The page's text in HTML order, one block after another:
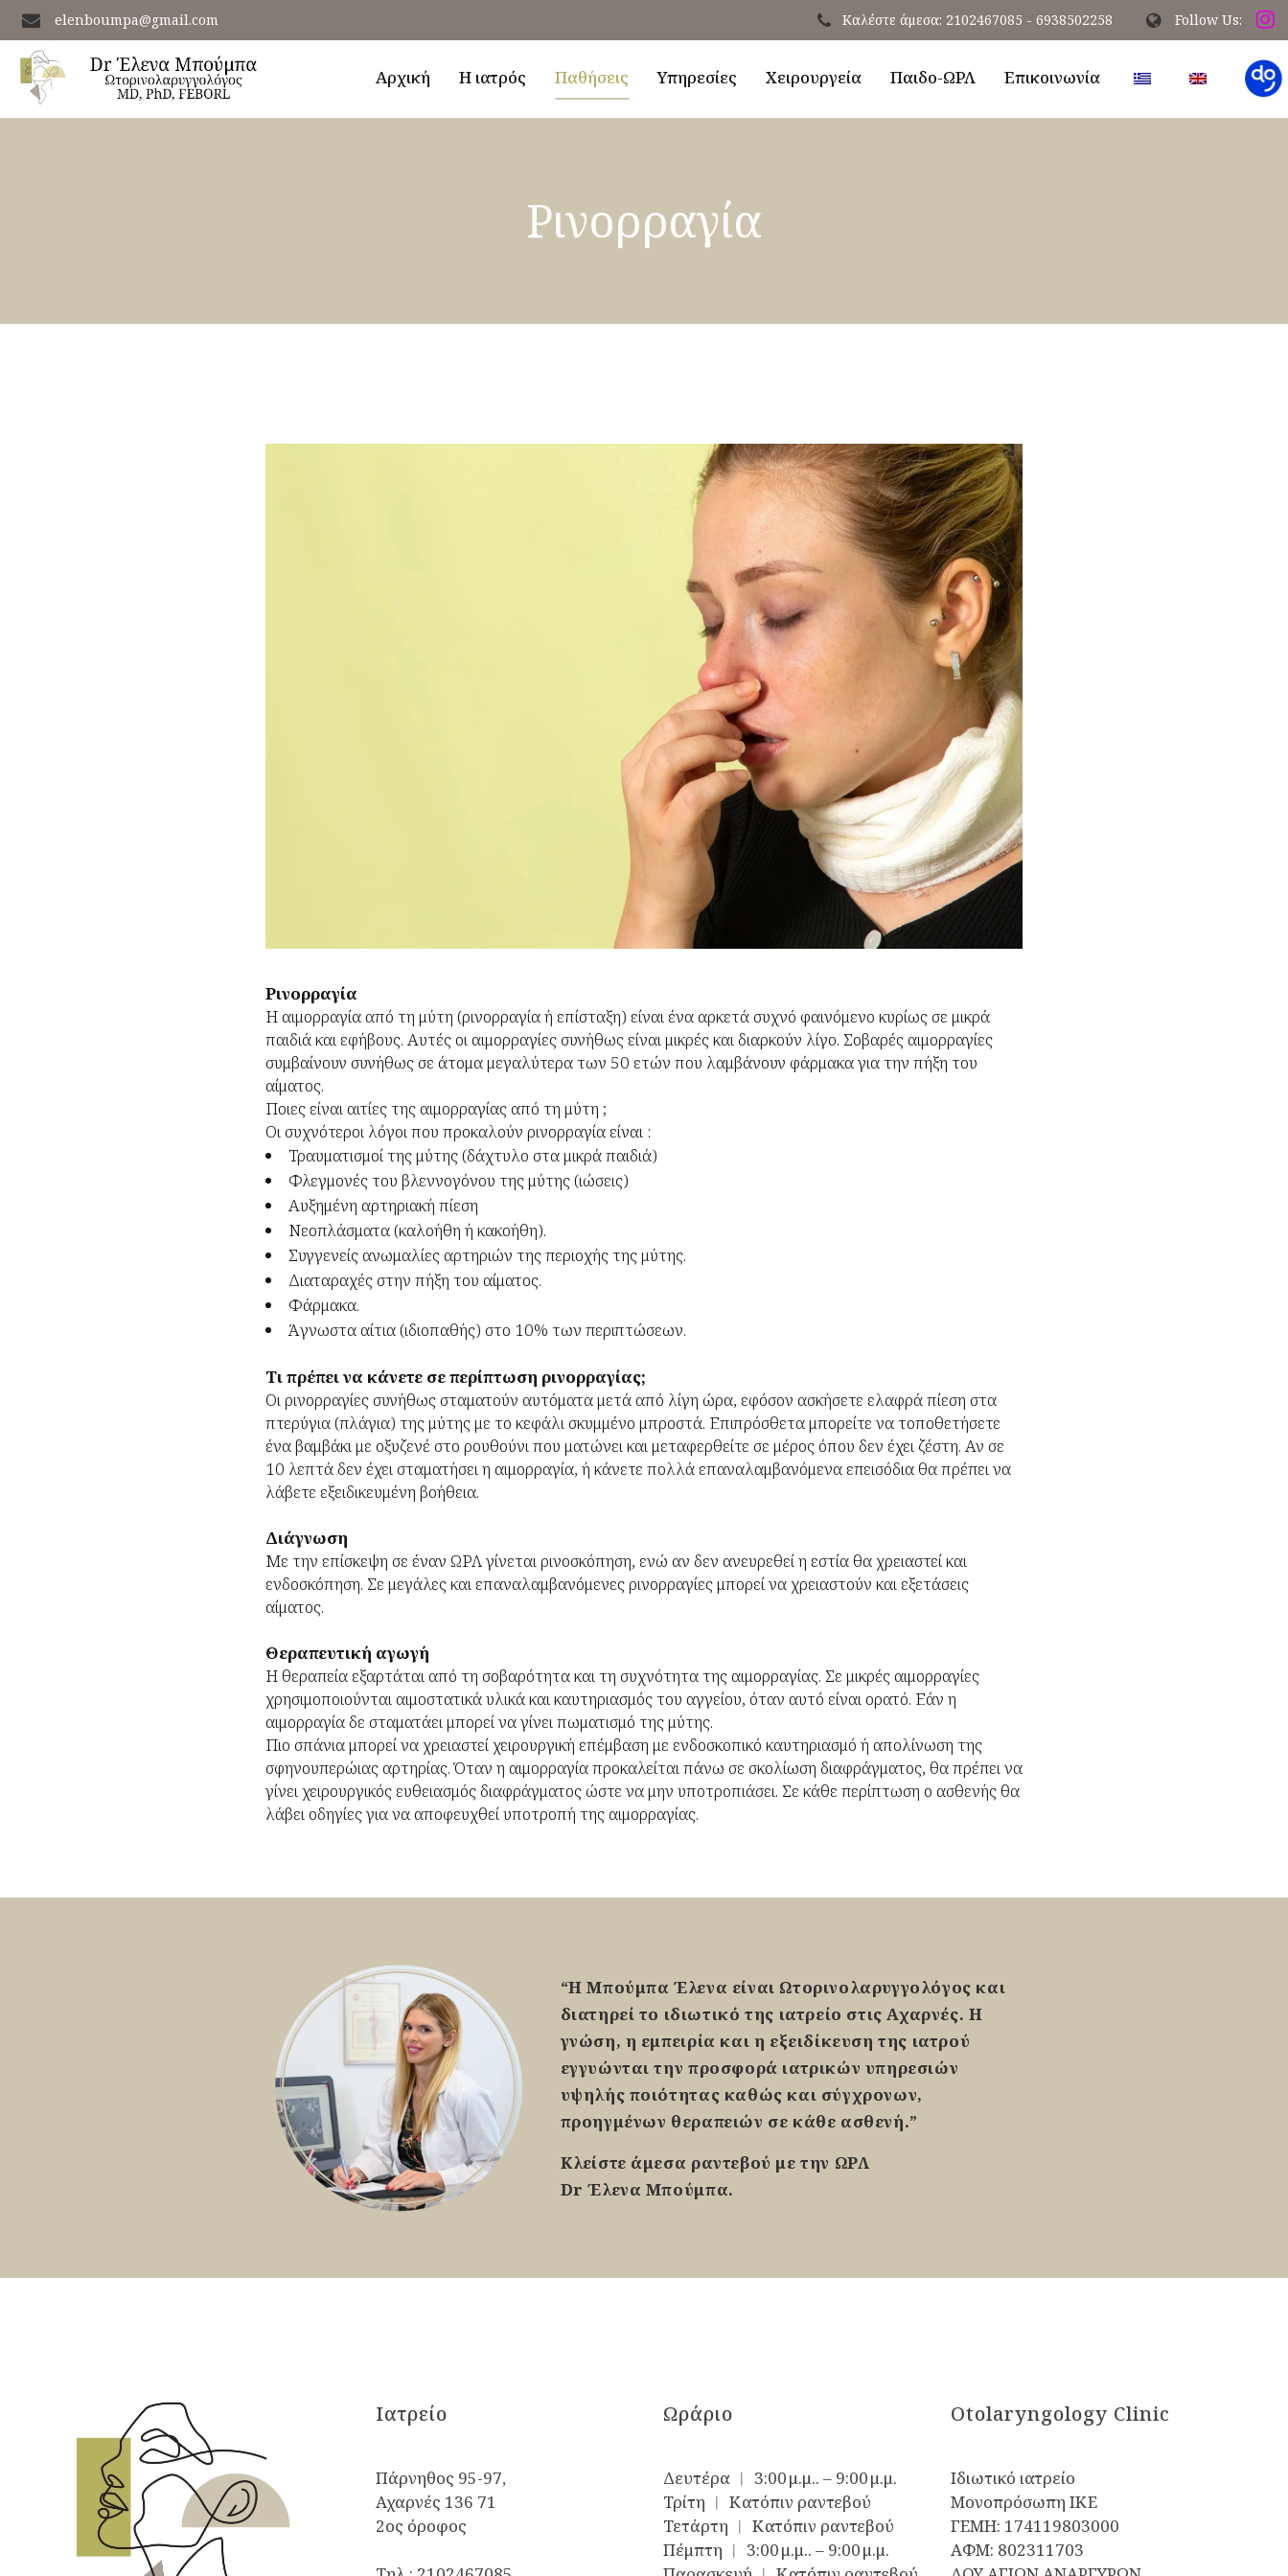
elenboumpa@gmail.com Καλέστε άμεσα: 2102467085 - 6938502258 Follow Us:
Αρχική Η ιατρός Παθήσεις Υπηρεσίες Χειρουργεία Παιδο-ΩΡΛ Επικοινωνία
Ρινορραγία
Ρινορραγία
Η αιμορραγία από τη μύτη (ρινορραγία ή επίσταξη) είναι ένα αρκετά συχνό φαινόμενο κυρίως σε μικρά
παιδιά και εφήβους. Αυτές οι αιμορραγίες συνήθως είναι μικρές και διαρκούν λίγο. Σοβαρές αιμορραγίες
συμβαίνουν συνήθως σε άτομα μεγαλύτερα των 50 ετών που λαμβάνουν φάρμακα για την πήξη του
αίματος.
Ποιες είναι αιτίες της αιμορραγίας από τη μύτη ;
Οι συχνότεροι λόγοι που προκαλούν ρινορραγία είναι :
Τραυματισμοί της μύτης (δάχτυλο στα μικρά παιδιά)
Φλεγμονές του βλεννογόνου της μύτης (ιώσεις)
Αυξημένη αρτηριακή πίεση
Νεοπλάσματα (καλοήθη ή κακοήθη).
Συγγενείς ανωμαλίες αρτηριών της περιοχής της μύτης.
Διαταραχές στην πήξη του αίματος.
Φάρμακα.
Άγνωστα αίτια (ιδιοπαθής) στο 10% των περιπτώσεων.
Τι πρέπει να κάνετε σε περίπτωση ρινορραγίας;
Οι ρινορραγίες συνήθως σταματούν αυτόματα μετά από λίγη ώρα, εφόσον ασκήσετε ελαφρά πίεση στα
πτερύγια (πλάγια) της μύτης με το κεφάλι σκυμμένο μπροστά. Επιπρόσθετα μπορείτε να τοποθετήσετε
ένα βαμβάκι με οξυζενέ στο ρουθούνι που ματώνει και μεταφερθείτε σε μέρος όπου δεν έχει ζέστη. Αν σε
10 λεπτά δεν έχει σταματήσει η αιμορραγία, ή κάνετε πολλά επαναλαμβανόμενα επεισόδια θα πρέπει να
λάβετε εξειδικευμένη βοήθεια.
Διάγνωση
Με την επίσκεψη σε έναν ΩΡΛ γίνεται ρινοσκόπηση, ενώ αν δεν ανευρεθεί η εστία θα χρειαστεί και
ενδοσκόπηση. Σε μεγάλες και επαναλαμβανόμενες ρινορραγίες μπορεί να χρειαστούν και εξετάσεις
αίματος.
Θεραπευτική αγωγή
Η θεραπεία εξαρτάται από τη σοβαρότητα και τη συχνότητα της αιμορραγίας. Σε μικρές αιμορραγίες
χρησιμοποιούνται αιμοστατικά υλικά και καυτηριασμός του αγγείου, όταν αυτό είναι ορατό. Εάν η
αιμορραγία δε σταματάει μπορεί να γίνει πωματισμό της μύτης.
Πιο σπάνια μπορεί να χρειαστεί χειρουργική επέμβαση με ενδοσκοπικό καυτηριασμό ή απολίνωση της
σφηνουπερώιας αρτηρίας. Όταν η αιμορραγία προκαλείται πάνω σε σκολίωση διαφράγματος, θα πρέπει να
γίνει χειρουργικός ευθειασμός διαφράγματος ώστε να μην υποτροπιάσει. Σε κάθε περίπτωση ο ασθενής θα
λάβει οδηγίες για να αποφευχθεί υποτροπή της αιμορραγίας.
“Η Μπούμπα Έλενα είναι Ωτορινολαρυγγολόγος και
διατηρεί το ιδιωτικό της ιατρείο στις Αχαρνές. Η
γνώση, η εμπειρία και η εξειδίκευση της ιατρού
εγγυώνται την προσφορά ιατρικών υπηρεσιών
υψηλής ποιότητας καθώς και σύγχρονων,
προηγμένων θεραπειών σε κάθε ασθενή.”
Κλείστε άμεσα ραντεβού με την ΩΡΛ
Dr Έλενα Μπούμπα.
Iατρείο
Πάρνηθος 95-97,
Αχαρνές 136 71
2ος όροφος
Ωράριο
Δευτέρα ︱ 3:00 μ.μ.. – 9:00 μ.μ.
Τρίτη ︱ Κατόπιν ραντεβού
Τετάρτη ︱ Κατόπιν ραντεβού
Πέμπτη ︱ 3:00 μ.μ.. – 9:00 μ.μ.
Otolaryngology Clinic
Ιδιωτικό ιατρείο
Μονοπρόσωπη ΙΚΕ
ΓΕΜΗ: 174119803000
ΑΦΜ: 802311703